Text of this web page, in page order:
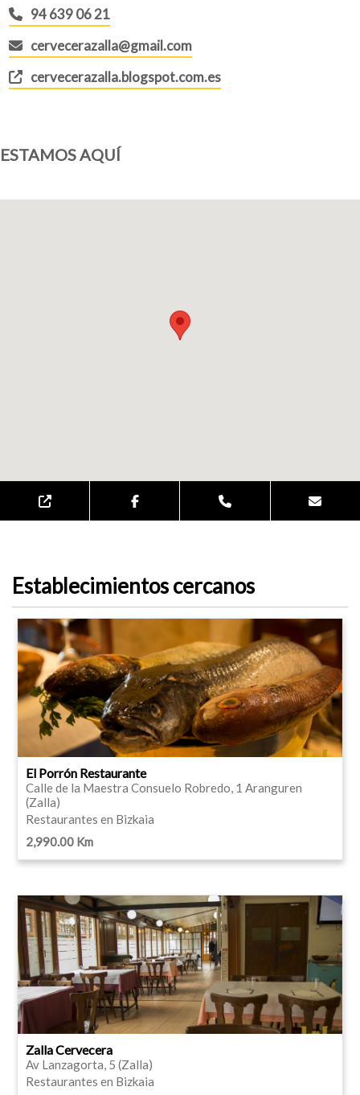
94 639 06 21
cervecerazalla@gmail.com
cervecerazalla.blogspot.com.es
ESTAMOS AQUÍ
Establecimientos cercanos
El Porrón Restaurante
Calle de la Maestra Consuelo Robredo, 1 Aranguren
(Zalla)
Restaurantes en Bizkaia
2,990.00 Km
Zalla Cervecera
Av Lanzagorta, 5 (Zalla)
Restaurantes en Bizkaia